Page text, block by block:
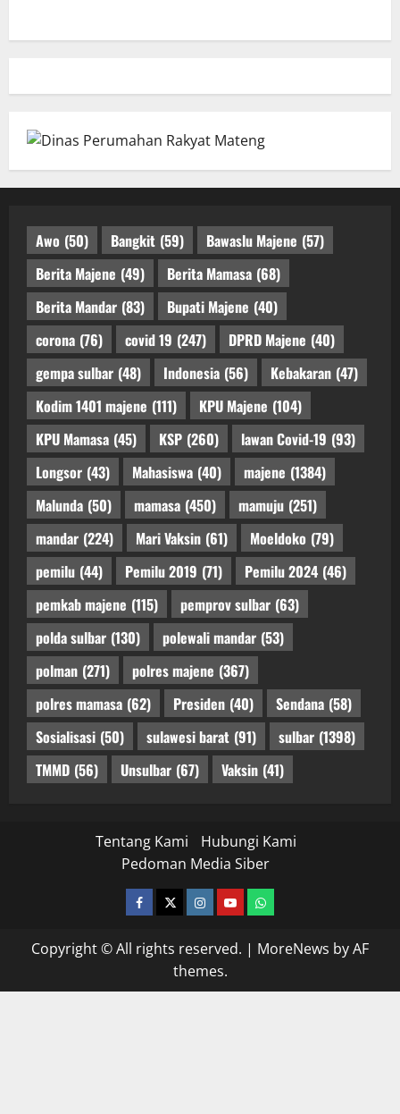
Awo (50) Bangkit (59) Bawaslu Majene (57)
Berita Majene (49) Berita Mamasa (68)
Berita Mandar (83) Bupati Majene (40)
corona (76) covid 19 (247) DPRD Majene (40)
gempa sulbar (48) Indonesia (56) Kebakaran (47)
Kodim 1401 majene (111) KPU Majene (104)
KPU Mamasa (45) KSP (260) lawan Covid-19 (93)
Longsor (43) Mahasiswa (40) majene (1384)
Malunda (50) mamasa (450) mamuju (251)
mandar (224) Mari Vaksin (61) Moeldoko (79)
pemilu (44) Pemilu 2019 (71) Pemilu 2024 (46)
pemkab majene (115) pemprov sulbar (63)
polda sulbar (130) polewali mandar (53)
polman (271) polres majene (367)
polres mamasa (62) Presiden (40) Sendana (58)
Sosialisasi (50) sulawesi barat (91) sulbar (1398)
TMMD (56) Unsulbar (67) Vaksin (41)
Tentang Kami
Hubungi Kami
Pedoman Media Siber
facebooktwitterinstagram.com
youtubewhatsapp
Copyright © All rights reserved. | MoreNews by AF
themes.